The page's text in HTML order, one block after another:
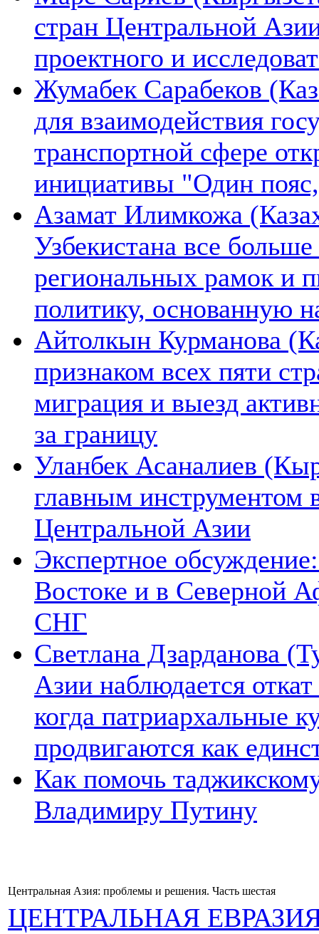
стран Центральной
проектного и
Жумабек Сарабеков
для взаимодействия
транспортной сфере
инициативы "Один
Азамат Илимкожа
Узбекистана все
региональных рамок и
политику, основанную
Айтолкын Курманова
признаком всех пяти
миграция и выезд
за границу
Уланбек Асаналиев
главным инструментом
Центральной Азии
Экспертное
Востоке и в Северной
СНГ
Светлана Дзарданова
Азии наблюдается
когда патриархальные
продвигаются как
Как помочь
Владимиру Путину
Центральная Азия: проблемы и решения. Часть шестая
ЦЕНТРАЛЬНАЯ